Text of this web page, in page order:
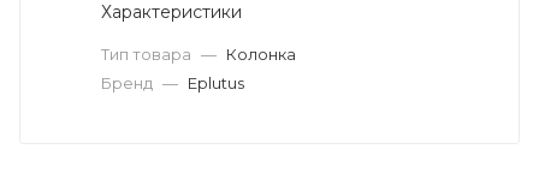
Характеристики
Тип товара — Колонка
Бренд — Eplutus